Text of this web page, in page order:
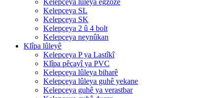
Kelepçeya SL
Kelepçeya SK
Kelepçeya 2 û 4 bolt
Kelepçeya neynûkan
Klîpa lûleyê
Kelepçeya P ya Lastîkî
Klîpa pêçayî ya PVC
Kelepçeya lûleya biharê
Kelepçeya lûleya guhê yekane
Kelepçeya guhê ya verastbar